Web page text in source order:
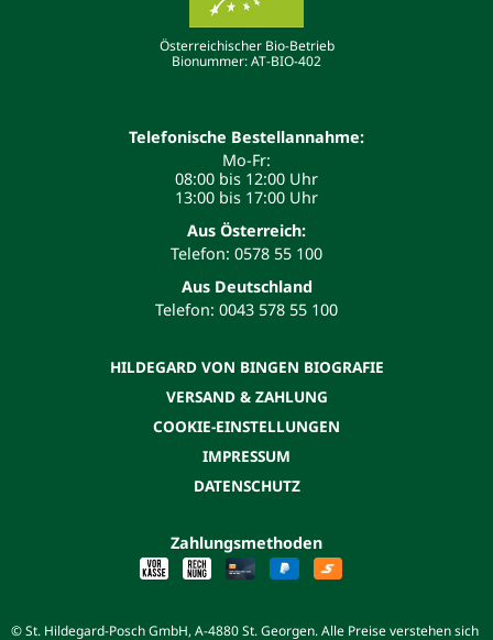
Österreichischer Bio-Betrieb
Bionummer: AT-BIO-402
Telefonische Bestellannahme:
Mo-Fr:
08:00 bis 12:00 Uhr
13:00 bis 17:00 Uhr
Aus Österreich:
Telefon: 0578 55 100
Aus Deutschland
Telefon: 0043 578 55 100
HILDEGARD VON BINGEN BIOGRAFIE
VERSAND & ZAHLUNG
COOKIE-EINSTELLUNGEN
IMPRESSUM
DATENSCHUTZ
Zahlungsmethoden
© St. Hildegard-Posch GmbH, A-4880 St. Georgen. Alle Preise verstehen sich